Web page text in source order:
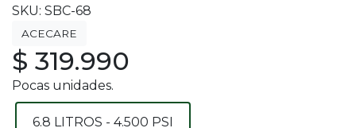
SKU: SBC-68
ACECARE
$ 319.990
Pocas unidades.
6.8 LITROS - 4.500 PSI